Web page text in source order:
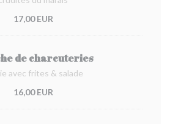
17,00 EUR
de charcuteries
avec frites & salade
16,00 EUR